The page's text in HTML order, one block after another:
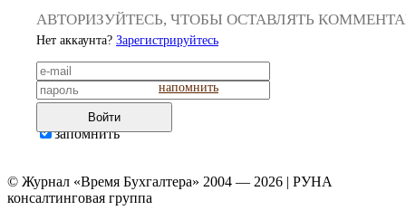
АВТОРИЗУЙТЕСЬ, ЧТОБЫ ОСТАВЛЯТЬ
Нет аккаунта? Зарегистрируйтесь
напомнить
Войти
запомнить
© Журнал «Время Бухгалтера» 2004 — 2026 | РУНА
консалтинговая группа